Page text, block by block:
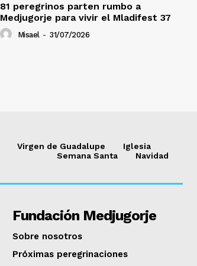
81 peregrinos parten rumbo a
Medjugorje para vivir el Mladifest 37
Misael - 31/07/2026
Virgen de Guadalupe
Iglesia
Semana Santa
Navidad
Fundación Medjugorje
Sobre nosotros
Próximas peregrinaciones